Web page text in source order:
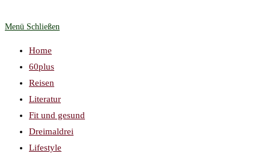
Menü Schließen
Home
60plus
Reisen
Literatur
Fit und gesund
Dreimaldrei
Lifestyle